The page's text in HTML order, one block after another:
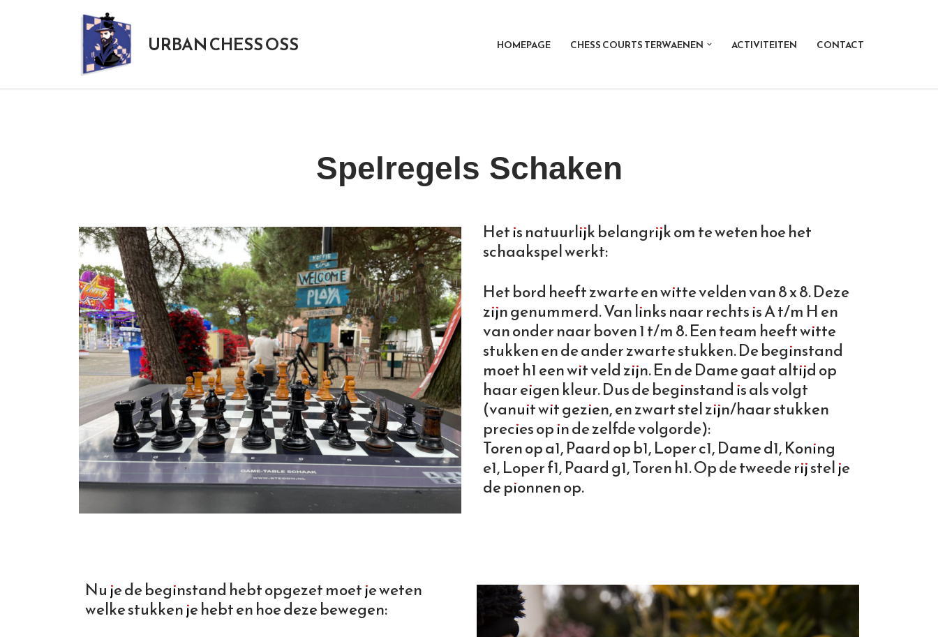
URBAN CHESS OSS HOMEPAGE CHESS COURTS TERWAENEN ACTIVITEITEN CONTACT
Spelregels Schaken
Het is natuurlijk belangrijk om te weten hoe het
schaakspel werkt:
Het bord heeft zwarte en witte velden van 8 x 8. Deze
zijn genummerd. Van links naar rechts is A t/m H en
van onder naar boven 1 t/m 8. Een team heeft witte
stukken en de ander zwarte stukken. De beginstand
moet h1 een wit veld zijn. En de Dame gaat altijd op
haar eigen kleur. Dus de beginstand is als volgt
(vanuit wit gezien, en zwart stel zijn/haar stukken
precies op in de zelfde volgorde):
Toren op a1, Paard op b1, Loper c1, Dame d1, Koning
e1, Loper f1, Paard g1, Toren h1. Op de tweede rij stel je
de pionnen op.
Nu je de beginstand hebt opgezet moet je weten
welke stukken je hebt en hoe deze bewegen: